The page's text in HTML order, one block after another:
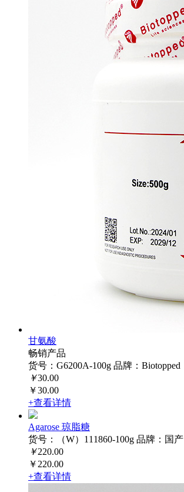
甘氨酸
畅销产品
货号：G6200A-100g 品牌：Biotopped
￥30.00
￥30.00
+查看详情
Agarose 琼脂糖
货号：（W）111860-100g 品牌：国产
￥220.00
￥220.00
+查看详情